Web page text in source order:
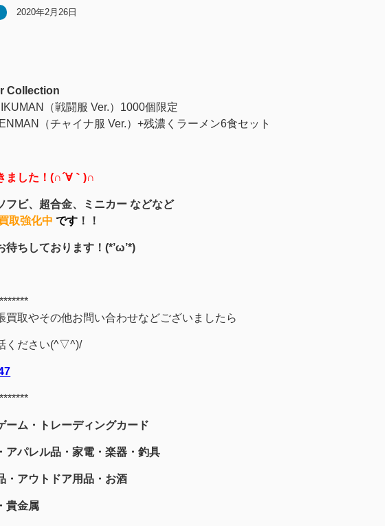
2020年2月26日
Collection
（戦闘服 Ver.）1000個限定
（チャイナ服 Ver.）+残濃くラーメン6食セット
ました！(∩´∀｀)∩
フビ、超合金、ミニカー などなど
取強化中 です ！！
待ちしております！(*’ω’*)
買取やその他お問い合わせなどございましたら
ください(^▽^)/
ーム・トレーディングカード
アパレル品・家電・楽器・釣具
・アウトドア用品・お酒
貴金属